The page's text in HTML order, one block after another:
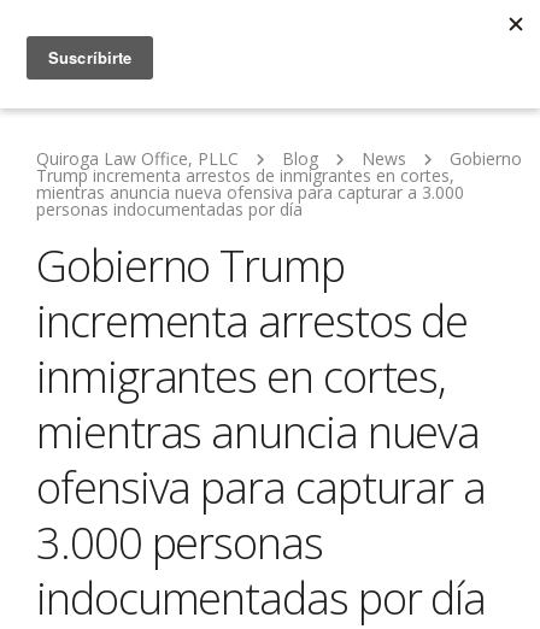
Quiroga Law Office, PLLC Blog News Gobierno
Trump incrementa arrestos de inmigrantes en cortes,
mientras anuncia nueva ofensiva para capturar a 3.000
personas indocumentadas por día
Gobierno Trump
incrementa arrestos de
inmigrantes en cortes,
mientras anuncia nueva
ofensiva para capturar a
3.000 personas
indocumentadas por día